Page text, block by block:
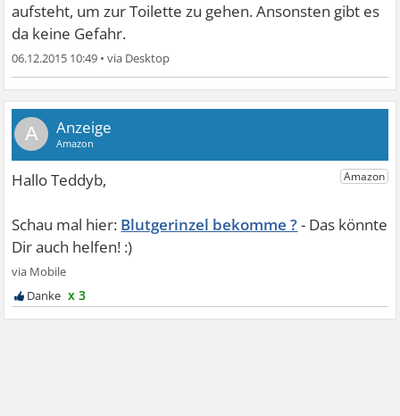
aufsteht, um zur Toilette zu gehen. Ansonsten gibt es
da keine Gefahr.
06.12.2015 10:49 •
A
Blutgerinzel bekomme ?
x 3